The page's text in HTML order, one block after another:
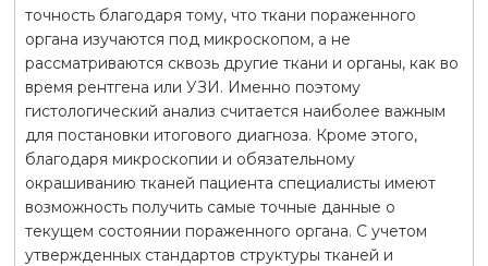
точность благодаря тому, что ткани пораженного
органа изучаются под микроскопом, а не
рассматриваются сквозь другие ткани и органы, как во
время рентгена или УЗИ. Именно поэтому
гистологический анализ считается наиболее важным
для постановки итогового диагноза. Кроме этого,
благодаря микроскопии и обязательному
окрашиванию тканей пациента специалисты имеют
возможность получить самые точные данные о
текущем состоянии пораженного органа. С учетом
утвержденных стандартов структуры тканей и